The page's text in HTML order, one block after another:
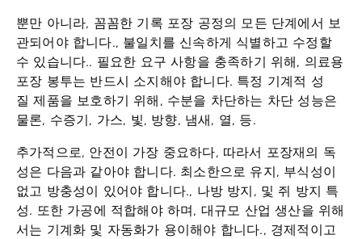
뿐만 아니라, 꼼꼼한 기록 포장 공정의 모든 단계에서 보
관되어야 합니다., 불일치를 신속하게 식별하고 수정할
수 있습니다.. 필요한 요구 사항을 충족하기 위해, 의료용
포장 봉투는 반드시 소지해야 합니다. 특정 기계적 성
질 제품을 보호하기 위해, 수분을 차단하는 차단 성능은
물론, 수증기, 가스, 빛, 방향, 냄새, 열, 등.
추가적으로, 안전이 가장 중요하다, 따라서 포장재의 독
성은 다음과 같아야 합니다. 최소한으로 유지, 부식성이
없고 방충성이 있어야 합니다., 나방 방지, 및 쥐 방지 특
성. 또한 가공에 적합해야 하며, 대규모 산업 생산을 위해
서는 기계화 및 자동화가 용이해야 합니다., 경제적이고